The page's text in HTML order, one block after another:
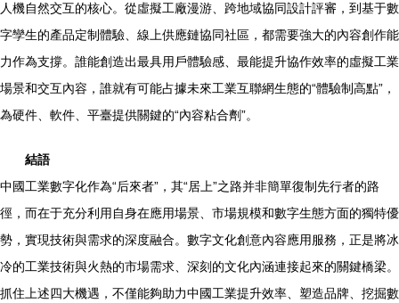
人機自然交互的核心。從虛擬工廠漫游、跨地域協同設計評審，到基于數
字孿生的產品定制體驗、線上供應鏈協同社區，都需要強大的內容創作能
力作為支撐。誰能創造出最具用戶體驗感、最能提升協作效率的虛擬工業
場景和交互內容，誰就有可能占據未來工業互聯網生態的“體驗制高點”，
為硬件、軟件、平臺提供關鍵的“內容粘合劑”。
結語
中國工業數字化作為“后來者”，其“居上”之路并非簡單復制先行者的路
徑，而在于充分利用自身在應用場景、市場規模和數字生態方面的獨特優
勢，實現技術與需求的深度融合。數字文化創意內容應用服務，正是將冰
冷的工業技術與火熱的市場需求、深刻的文化內涵連接起來的關鍵橋梁。
抓住上述四大機遇，不僅能夠助力中國工業提升效率、塑造品牌、挖掘數